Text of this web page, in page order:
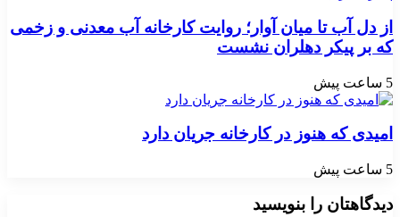
از دل آب تا میان آوار؛ روایت کارخانه آب معدنی و زخمی
که بر پیکر دهلران نشست
5 ساعت پیش
امیدی که هنوز در کارخانه جریان دارد
5 ساعت پیش
دیدگاهتان را بنویسید